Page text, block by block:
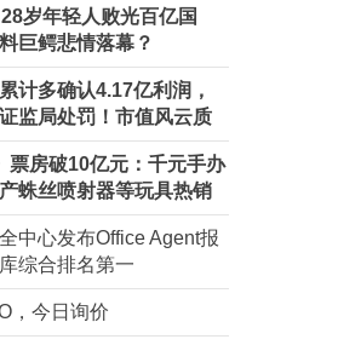
岁年轻人败光百亿国
巨鳄悲情落幕？
计多确认4.17亿利润，
监局处罚！市值风云质
，遭巨额索赔！
票房破10亿元：千元手办
蛛丝喷射器等玩具热销
中心发布Office Agent报
综合排名第一
，今日询价